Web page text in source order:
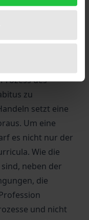
– einen Beitrag
des
zu
setzt eine
Um eine
es nicht nur der
Wie die
neben der
die
und nicht